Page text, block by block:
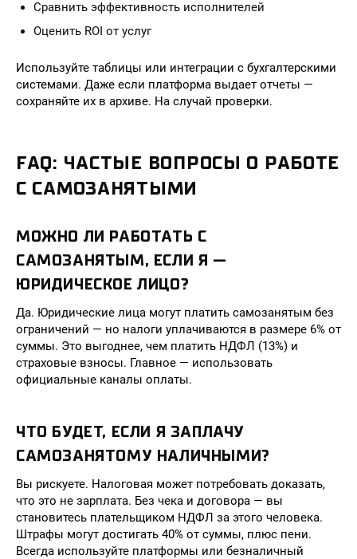
Сравнить эффективность исполнителей
Оценить ROI от услуг
Используйте таблицы или интеграции с бухгалтерскими
системами. Даже если платформа выдает отчеты —
сохраняйте их в архиве. На случай проверки.
FAQ: ЧАСТЫЕ ВОПРОСЫ О РАБОТЕ
С САМОЗАНЯТЫМИ
МОЖНО ЛИ РАБОТАТЬ С
САМОЗАНЯТЫМ, ЕСЛИ Я —
ЮРИДИЧЕСКОЕ ЛИЦО?
Да. Юридические лица могут платить самозанятым без
ограничений — но налоги уплачиваются в размере 6% от
суммы. Это выгоднее, чем платить НДФЛ (13%) и
страховые взносы. Главное — использовать
официальные каналы оплаты.
ЧТО БУДЕТ, ЕСЛИ Я ЗАПЛАЧУ
САМОЗАНЯТОМУ НАЛИЧНЫМИ?
Вы рискуете. Налоговая может потребовать доказать,
что это не зарплата. Без чека и договора — вы
становитесь плательщиком НДФЛ за этого человека.
Штрафы могут достигать 40% от суммы, плюс пени.
Всегда используйте платформы или безналичный